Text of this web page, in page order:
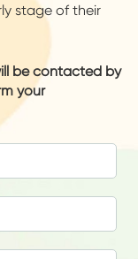
stage of their
be contacted by
your